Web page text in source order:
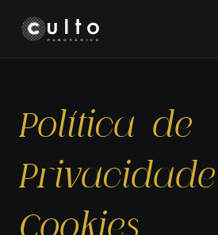
Política de
Cookies